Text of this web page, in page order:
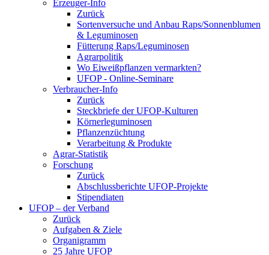
Erzeuger-Info
Zurück
Sortenversuche und Anbau Raps/Sonnenblumen
& Leguminosen
Fütterung Raps/Leguminosen
Agrarpolitik
Wo Eiweißpflanzen vermarkten?
UFOP - Online-Seminare
Verbraucher-Info
Zurück
Steckbriefe der UFOP-Kulturen
Körnerleguminosen
Pflanzenzüchtung
Verarbeitung & Produkte
Agrar-Statistik
Forschung
Zurück
Abschlussberichte UFOP-Projekte
Stipendiaten
UFOP – der Verband
Zurück
Aufgaben & Ziele
Organigramm
25 Jahre UFOP